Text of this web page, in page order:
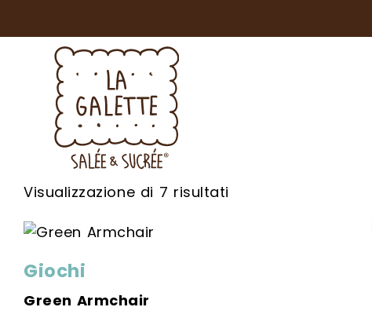
Visualizzazione di 7 risultati
Giochi
Green Armchair